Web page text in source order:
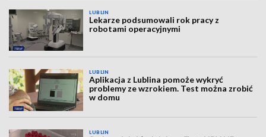
LUBLIN
Lekarze podsumowali rok pracy z
robotami operacyjnymi
LUBLIN
Aplikacja z Lublina pomoże wykryć
problemy ze wzrokiem. Test można zrobić
w domu
LUBLIN